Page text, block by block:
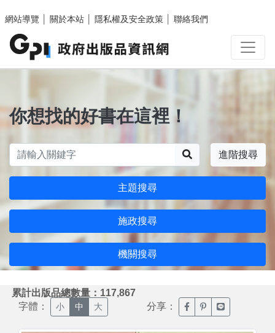
網站導覽
關於本站 隱私權及安全政策 聯絡我們
你想找的好書在這裡！
進階搜尋
主題搜尋
施政搜尋
機關搜尋
累計出版品總數量：117,867
字體： 小 中 大 分享： 臉書分享(另開新視窗)
噗浪分享(另開新
Line分享(另